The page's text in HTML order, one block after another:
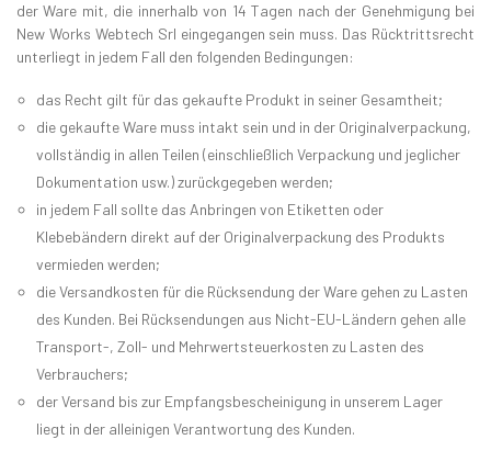
der Ware mit, die innerhalb von 14 Tagen nach der Genehmigung bei
New Works Webtech Srl eingegangen sein muss. Das Rücktrittsrecht
unterliegt in jedem Fall den folgenden Bedingungen:
das Recht gilt für das gekaufte Produkt in seiner Gesamtheit;
die gekaufte Ware muss intakt sein und in der Originalverpackung,
vollständig in allen Teilen (einschließlich Verpackung und jeglicher
Dokumentation usw.) zurückgegeben werden;
in jedem Fall sollte das Anbringen von Etiketten oder
Klebebändern direkt auf der Originalverpackung des Produkts
vermieden werden;
die Versandkosten für die Rücksendung der Ware gehen zu Lasten
des Kunden. Bei Rücksendungen aus Nicht-EU-Ländern gehen alle
Transport-, Zoll- und Mehrwertsteuerkosten zu Lasten des
Verbrauchers;
der Versand bis zur Empfangsbescheinigung in unserem Lager
liegt in der alleinigen Verantwortung des Kunden.